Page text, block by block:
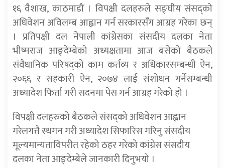
१६ वैशाख, काठमाडौं । विपक्षी दलहरुले सङ्घीय संसद्को
अधिवेशन अविलम्ब आह्वान गर्न सरकारसँग आग्रह गरेका छन्
। प्रतिपक्षी दल नेपाली कांग्रेसका संसदीय दलका नेता
भीष्मराज आङ्देम्बेको अध्यक्षतामा आज बसेको बैठकले
संवैधानिक परिषद्को काम कर्तव्य र अधिकारसम्बन्धी ऐन,
२०६६ र सहकारी ऐन, २०७४ लाई संशोधन गर्नेसम्बन्धी
अध्यादेश फिर्ता गरी सदनमा पेस गर्न आग्रह गरेको हो ।
विपक्षी दलहरुको बैठकले संसद्को अधिवेशन आह्वान
गरेलगत्तै स्थगन गरी अध्यादेश सिफारिस गरिनु संसदीय
मूल्यमान्यताविपरीत रहेको ठहर गरेको कांग्रेस संसदीय
दलका नेता आङ्देम्बेले जानकारी दिनुभयो ।